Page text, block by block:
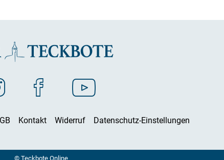
Kontakt Widerruf Datenschutz-Einstellungen
© Teckbote Online